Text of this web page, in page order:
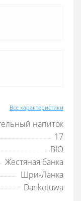
Все характеристики
напиток
17
BIO
Жестяная банка
Шри-Ланка
Dankotuwa